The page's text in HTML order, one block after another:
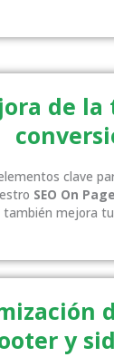
de la
clave
SEO On Page
también mejora
y